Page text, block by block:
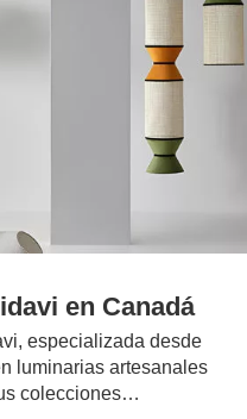
en Canadá
especializada desde
luminarias artesanales
colecciones…